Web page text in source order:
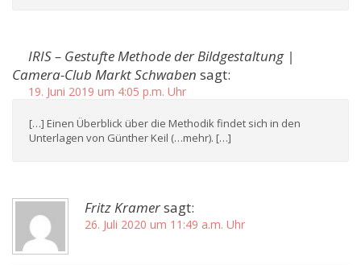
IRIS – Gestufte Methode der Bildgestaltung |
Camera-Club Markt Schwaben sagt:
19. Juni 2019 um 4:05 p.m. Uhr
[…] Einen Überblick über die Methodik findet sich in den
Unterlagen von Günther Keil (…mehr). […]
Fritz Kramersagt:
26. Juli 2020 um 11:49 a.m. Uhr